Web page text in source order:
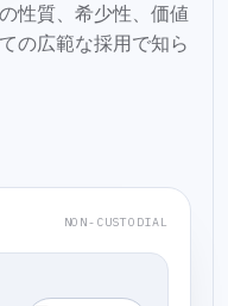
性質、希少性、価値
の広範な採用で知ら
NON-CUSTODIAL